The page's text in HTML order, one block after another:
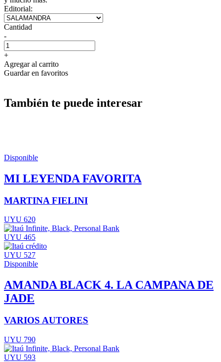
Editorial:
Cantidad
-
+
Agregar al carrito
Guardar en favoritos
También te puede interesar
Disponible
MI LEYENDA FAVORITA
MARTINA FIELINI
UYU 620
UYU 465
UYU 527
Disponible
AMANDA BLACK 4. LA CAMPANA DE
JADE
VARIOS AUTORES
UYU 790
UYU 593